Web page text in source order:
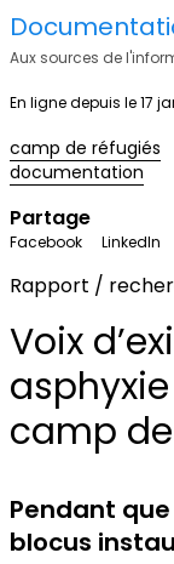
Aux sources de
En ligne depuis le 17
camp de réfugiés
documentation
Partage
Facebook LinkedIn
Rapport /
Voix
camp
Pendant
blocus